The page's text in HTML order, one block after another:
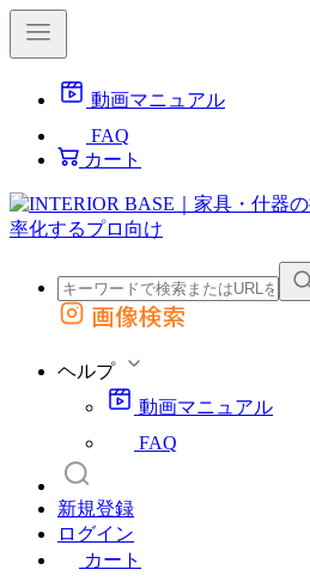
動画マニュアル
FAQ
カート
外部サイトの商品をカートに追加
画像検索
ヘルプ
動画マニュアル
FAQ
新規登録
ログイン
カート